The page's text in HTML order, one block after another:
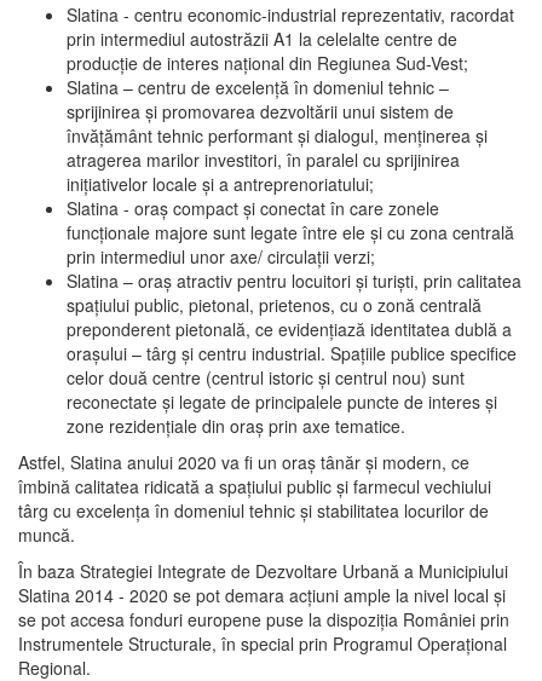
Slatina - centru economic-industrial reprezentativ, racordat
prin intermediul autostrăzii A1 la celelalte centre de
producţie de interes naţional din Regiunea Sud-Vest;
Slatina – centru de excelenţă în domeniul tehnic –
sprijinirea şi promovarea dezvoltării unui sistem de
învăţământ tehnic performant şi dialogul, menţinerea şi
atragerea marilor investitori, în paralel cu sprijinirea
iniţiativelor locale şi a antreprenoriatului;
Slatina - oraş compact şi conectat în care zonele
funcţionale majore sunt legate între ele şi cu zona centrală
prin intermediul unor axe/ circulații verzi;
Slatina – oraş atractiv pentru locuitori şi turişti, prin calitatea
spaţiului public, pietonal, prietenos, cu o zonă centrală
preponderent pietonală, ce evidenţiază identitatea dublă a
oraşului – târg şi centru industrial. Spaţiile publice specifice
celor două centre (centrul istoric şi centrul nou) sunt
reconectate şi legate de principalele puncte de interes şi
zone rezidenţiale din oraş prin axe tematice.
Astfel, Slatina anului 2020 va fi un oraş tânăr şi modern, ce
îmbină calitatea ridicată a spaţiului public şi farmecul vechiului
târg cu excelenţa în domeniul tehnic şi stabilitatea locurilor de
muncă.
În baza Strategiei Integrate de Dezvoltare Urbană a Municipiului
Slatina 2014 - 2020 se pot demara acţiuni ample la nivel local şi
se pot accesa fonduri europene puse la dispoziţia României prin
Instrumentele Structurale, în special prin Programul Operațional
Regional.